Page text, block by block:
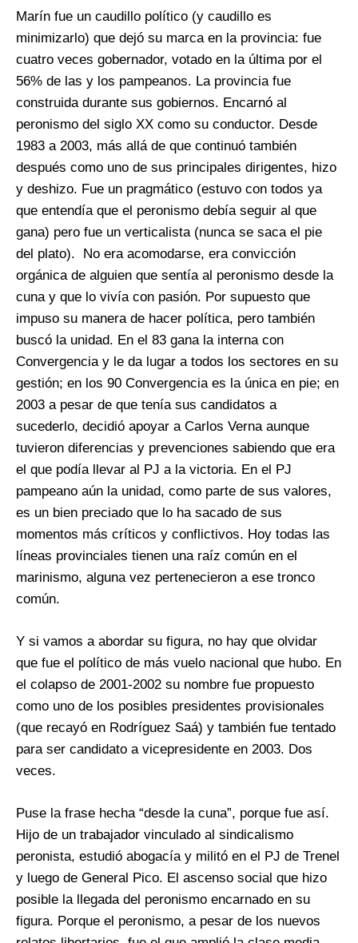
Marín fue un caudillo político (y caudillo es
minimizarlo) que dejó su marca en la provincia: fue
cuatro veces gobernador, votado en la última por el
56% de las y los pampeanos. La provincia fue
construida durante sus gobiernos. Encarnó al
peronismo del siglo XX como su conductor. Desde
1983 a 2003, más allá de que continuó también
después como uno de sus principales dirigentes, hizo
y deshizo. Fue un pragmático (estuvo con todos ya
que entendía que el peronismo debía seguir al que
gana) pero fue un verticalista (nunca se saca el pie
del plato). No era acomodarse, era convicción
orgánica de alguien que sentía al peronismo desde la
cuna y que lo vivía con pasión. Por supuesto que
impuso su manera de hacer política, pero también
buscó la unidad. En el 83 gana la interna con
Convergencia y le da lugar a todos los sectores en su
gestión; en los 90 Convergencia es la única en pie; en
2003 a pesar de que tenía sus candidatos a
sucederlo, decidió apoyar a Carlos Verna aunque
tuvieron diferencias y prevenciones sabiendo que era
el que podía llevar al PJ a la victoria. En el PJ
pampeano aún la unidad, como parte de sus valores,
es un bien preciado que lo ha sacado de sus
momentos más críticos y conflictivos. Hoy todas las
líneas provinciales tienen una raíz común en el
marinismo, alguna vez pertenecieron a ese tronco
común.
Y si vamos a abordar su figura, no hay que olvidar
que fue el político de más vuelo nacional que hubo. En
el colapso de 2001-2002 su nombre fue propuesto
como uno de los posibles presidentes provisionales
(que recayó en Rodríguez Saá) y también fue tentado
para ser candidato a vicepresidente en 2003. Dos
veces.
Puse la frase hecha “desde la cuna”, porque fue así.
Hijo de un trabajador vinculado al sindicalismo
peronista, estudió abogacía y militó en el PJ de Trenel
y luego de General Pico. El ascenso social que hizo
posible la llegada del peronismo encarnado en su
figura. Porque el peronismo, a pesar de los nuevos